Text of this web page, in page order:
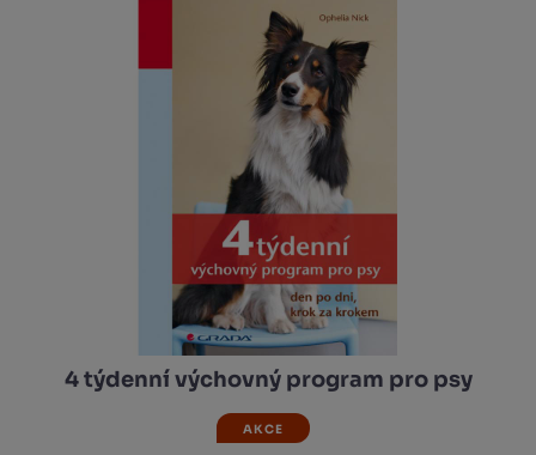
4 týdenní výchovný program pro psy
AKCE